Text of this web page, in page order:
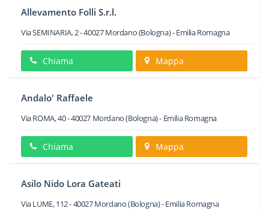
Allevamento Folli S.r.l.
Via SEMINARIA, 2-40027Mordano(Bologna) -Emilia Romagna
Chiama Mappa
Andalo' Raffaele
Via ROMA, 40-40027 Mordano(Bologna) - Emilia Romagna
Chiama Mappa
Asilo Nido Lora Gateati
Via LUME, 112-40027Mordano(Bologna) -Emilia Romagna